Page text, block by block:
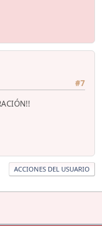
#7
ACCIONES DEL USUARIO